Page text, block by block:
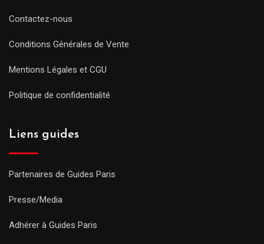
Contactez-nous
Conditions Générales de Vente
Mentions Légales et CGU
Politique de confidentialité
Liens guides
Partenaires de Guides Paris
Presse/Media
Adhérer à Guides Paris